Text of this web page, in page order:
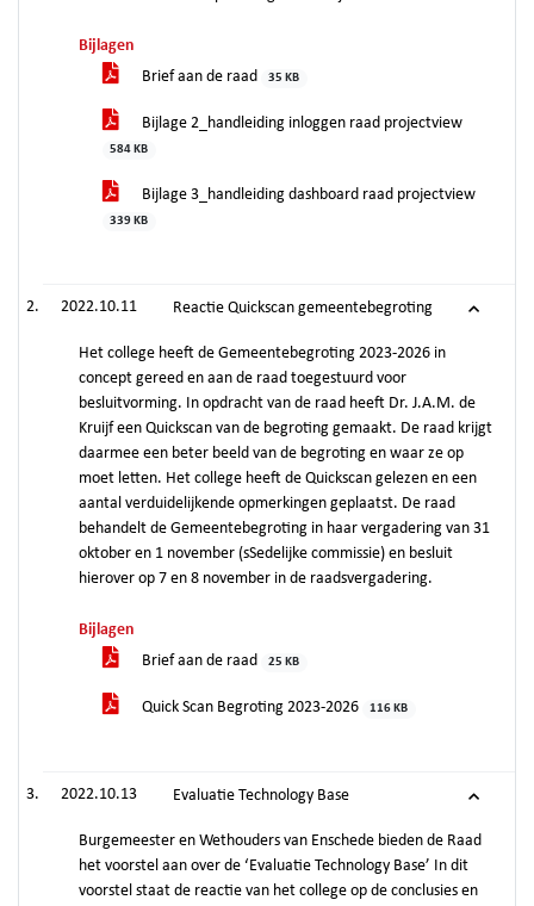
Bijlagen
Brief aan de raad
35 KB
Bijlage 2_handleiding inloggen raad projectview
584 KB
Bijlage 3_handleiding dashboard raad projectview
339 KB
2022.10.11 Reactie Quickscan gemeentebegroting
Het college heeft de Gemeentebegroting 2023-2026 in
concept gereed en aan de raad toegestuurd voor
besluitvorming. In opdracht van de raad heeft Dr. J.A.M. de
Kruijf een Quickscan van de begroting gemaakt. De raad krijgt
daarmee een beter beeld van de begroting en waar ze op
moet letten. Het college heeft de Quickscan gelezen en een
aantal verduidelijkende opmerkingen geplaatst. De raad
behandelt de Gemeentebegroting in haar vergadering van 31
oktober en 1 november (sSedelijke commissie) en besluit
hierover op 7 en 8 november in de raadsvergadering.
Bijlagen
Brief aan de raad
25 KB
Quick Scan Begroting 2023-2026 116 KB
2022.10.13 Evaluatie Technology Base
Burgemeester en Wethouders van Enschede bieden de Raad
het voorstel aan over de ‘Evaluatie Technology Base’ In dit
voorstel staat de reactie van het college op de conclusies en